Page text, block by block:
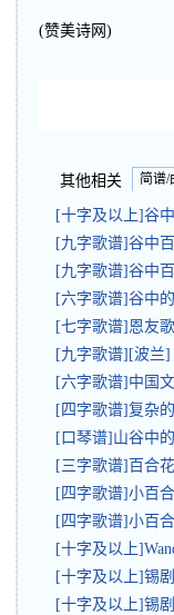
(赞美诗网)
其他相关 简谱/
[十字及以上]谷
[九字歌谱]谷中
[九字歌谱]谷中
[六字歌谱]谷中
[七字歌谱]恩友
[九字歌谱][波兰
[六字歌谱]中国
[四字歌谱]复杂
[口琴谱]山谷中
[三字歌谱]百合
[四字歌谱]小百
[四字歌谱]小百
[十字及以上
[十字及以上]锡
[十字及以上]锡